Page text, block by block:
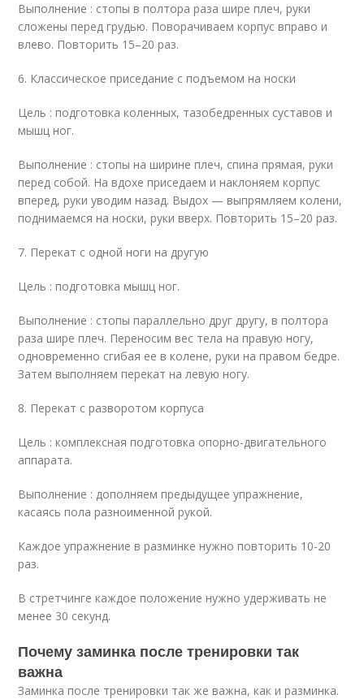
Выполнение : стопы в полтора раза шире плеч, руки
сложены перед грудью. Поворачиваем корпус вправо и
влево. Повторить 15–20 раз.
6. Классическое приседание с подъемом на носки
Цель : подготовка коленных, тазобедренных суставов и
мышц ног.
Выполнение : стопы на ширине плеч, спина прямая, руки
перед собой. На вдохе приседаем и наклоняем корпус
вперед, руки уводим назад. Выдох — выпрямляем колени,
поднимаемся на носки, руки вверх. Повторить 15–20 раз.
7. Перекат с одной ноги на другую
Цель : подготовка мышц ног.
Выполнение : стопы параллельно друг другу, в полтора
раза шире плеч. Переносим вес тела на правую ногу,
одновременно сгибая ее в колене, руки на правом бедре.
Затем выполняем перекат на левую ногу.
8. Перекат с разворотом корпуса
Цель : комплексная подготовка опорно-двигательного
аппарата.
Выполнение : дополняем предыдущее упражнение,
касаясь пола разноименной рукой.
Каждое упражнение в разминке нужно повторить 10-20
раз.
В стретчинге каждое положение нужно удерживать не
менее 30 секунд.
Почему заминка после тренировки так
важна
Заминка после тренировки так же важна, как и разминка.